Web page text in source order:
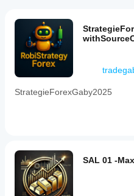
details.
The
bot
is
designed
for
traders
disciplined,
on
quality
over
quantity.
StrategieForexGaby2025
SAL 01 -